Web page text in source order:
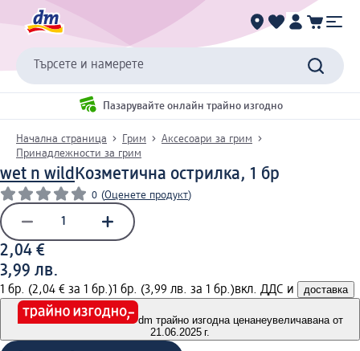
Търсете и намерете
Пазарувайте онлайн трайно изгодно
Начална страница Грим
Аксесоари за грим
Принадлежности за грим
wet n wild Козметична острилка, 1 бр
0 (Оценете продукт)
2,04 €
3,99 лв.
1 бр. (2,04 € за 1 бр.)1 бр. (3,99 лв. за 1 бр.)вкл. ДДС и доставка
dm трайно изгодна ценанеувеличавана от
21.06.2025 г.